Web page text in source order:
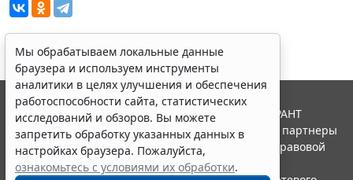
Мы обрабатываем локальные данные
браузера и используем инструменты
аналитики в целях улучшения и обеспечения
работоспособности сайта, статистических
исследований и обзоров. Вы можете
запретить обработку указанных данных в
настройках браузера. Пожалуйста,
ознакомьтесь с условиями их обработки.
© ООО "НПП "ГАРАНТ-СЕРВИС", 2026. Система ГАРАНТ
выпускается с 1990 года. Компания "Гарант" и ее партнеры
являются участниками Российской ассоциации правовой
информации ГАРАНТ.